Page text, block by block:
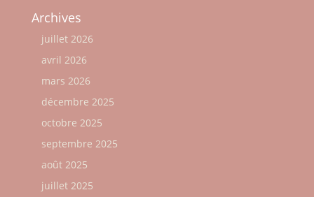
Archives
juillet 2026
avril 2026
mars 2026
décembre 2025
octobre 2025
septembre 2025
août 2025
juillet 2025